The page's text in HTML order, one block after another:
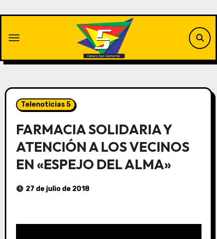
contenido
Telenoticias 5
FARMACIA SOLIDARIA Y
ATENCIÓN A LOS VECINOS
EN «ESPEJO DEL ALMA»
27 de julio de 2018